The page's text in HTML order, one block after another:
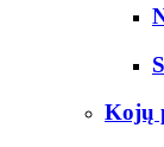
Kojų